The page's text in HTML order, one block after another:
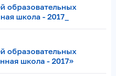
образовательных
школа - 2017_
образовательных
школа - 2017»